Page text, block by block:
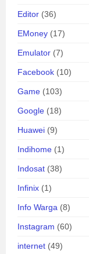
Editor (36)
EMoney (17)
Emulator (7)
Facebook (10)
Game (103)
Google (18)
Huawei (9)
Indihome (1)
Indosat (38)
Infinix (1)
Info Warga (8)
Instagram (60)
internet (49)